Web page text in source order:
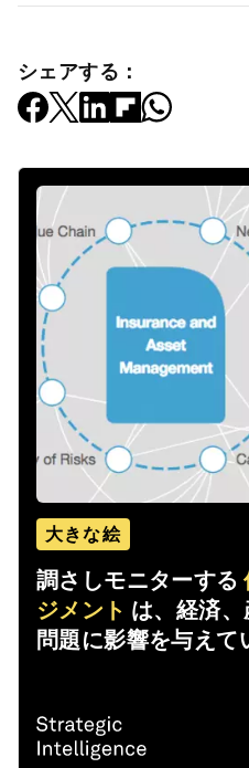
シェアする：
大きな絵
調さしモニターする
ジメント は、経済
問題に影響を与えて